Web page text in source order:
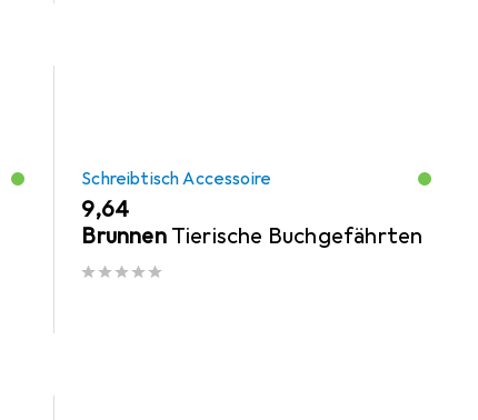
Schreibtisch Accessoire
EUR
9,64
Brunnen Tierische Buchgefährten